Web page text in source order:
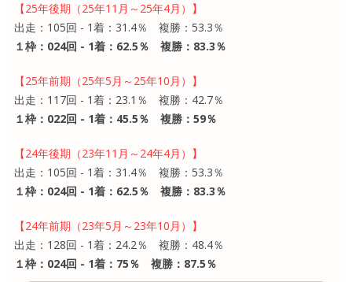
【25年後期（25年11月～25年4月）】
出走：105回 - 1着：31.4％ 複勝：53.3％
１枠：024回 - 1着：62.5％ 複勝：83.3％
【25年前期（25年5月～25年10月）】
出走：117回 - 1着：23.1％ 複勝：42.7％
１枠：022回 - 1着：45.5％ 複勝：59％
【24年後期（23年11月～24年4月）】
出走：105回 - 1着：31.4％ 複勝：53.3％
１枠：024回 - 1着：62.5％ 複勝：83.3％
【24年前期（23年5月～23年10月）】
出走：128回 - 1着：24.2％ 複勝：48.4％
１枠：024回 - 1着：75％ 複勝：87.5％